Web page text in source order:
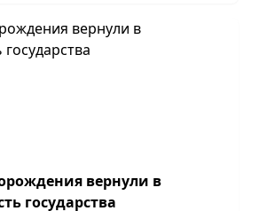
вернули в
государства